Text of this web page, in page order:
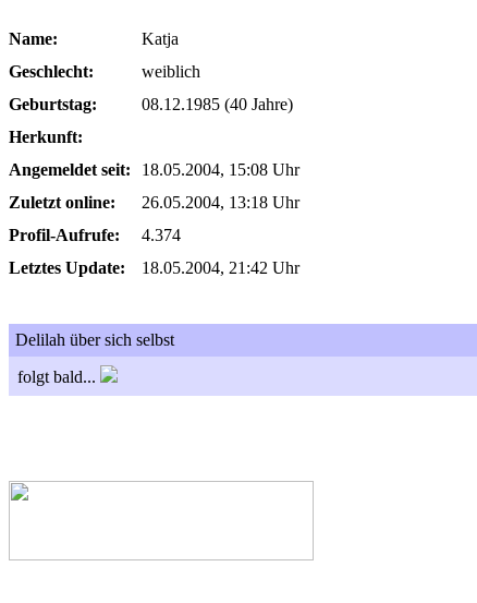
Name:
Katja
Geschlecht:
weiblich
Geburtstag:
08.12.1985 (40 Jahre)
Herkunft:
Angemeldet seit:
18.05.2004, 15:08 Uhr
Zuletzt online:
26.05.2004, 13:18 Uhr
Profil-Aufrufe:
4.374
Letztes Update:
18.05.2004, 21:42 Uhr
Delilah über sich selbst
folgt bald...